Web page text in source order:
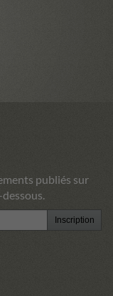
publiés sur
Inscription